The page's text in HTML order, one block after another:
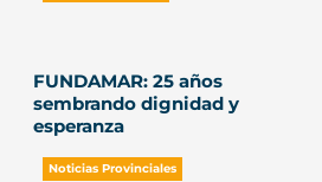
FUNDAMAR: 25 años
sembrando dignidad y
esperanza
Noticias Provinciales